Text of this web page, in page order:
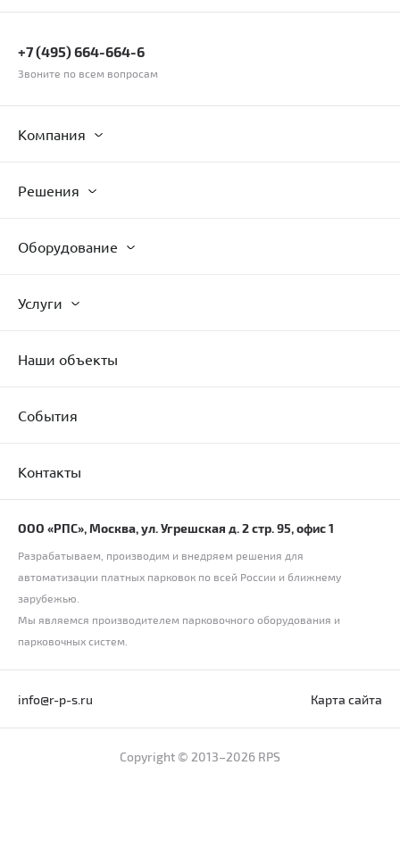
+7 (495) 664-664-6
Звоните по всем вопросам
Компания
Решения
Оборудование
Услуги
Наши объекты
События
Контакты
ООО «РПС», Москва, ул. Угрешская д. 2 стр. 95, офис 1
Разрабатываем, производим и внедряем решения для
автоматизации платных парковок по всей России и ближнему
зарубежью.
Мы являемся производителем парковочного оборудования и
парковочных систем.
info@r-p-s.ru Карта сайта
Copyright © 2013–2026 RPS